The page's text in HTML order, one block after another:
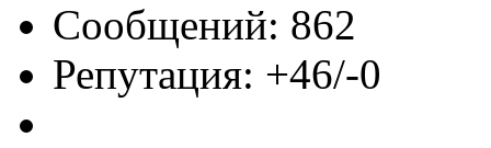
Сообщений: 862
Репутация: +46/-0